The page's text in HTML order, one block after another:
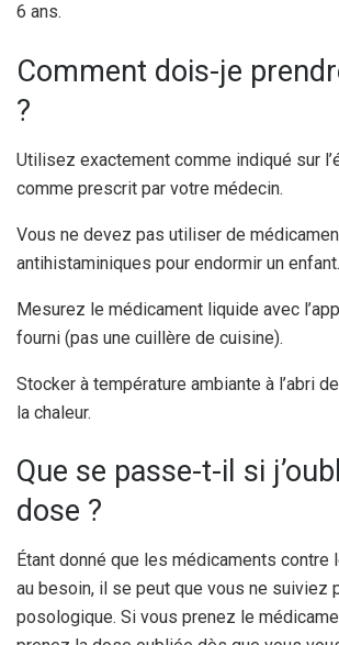
6 ans.
Comment dois-je
?
Utilisez exactement comme indiqué sur
comme prescrit par votre médecin.
Vous ne devez pas utiliser de
antihistaminiques pour endormir un enfant.
Mesurez le médicament liquide avec
fourni (pas une cuillère de cuisine).
Stocker à température ambiante à l’abri
la chaleur.
Que se passe-t-il si
dose ?
Étant donné que les médicaments contre
au besoin, il se peut que vous ne suiviez
posologique. Si vous prenez le